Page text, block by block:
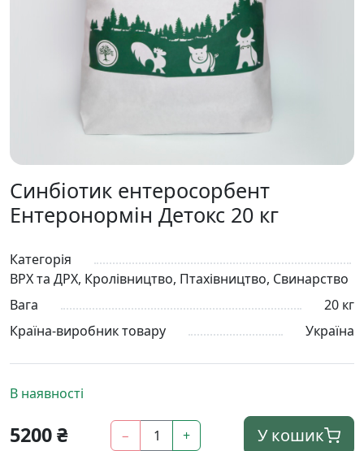
Синбіотик ентеросорбент
Ентеронормін Детокс 20 кг
Категорія
ВРХ та ДРХ, Кролівництво, Птахівництво, Свинарство
Вага
20 кг
Країна-виробник товару
Україна
В наявності
5200₴ − + У кошик